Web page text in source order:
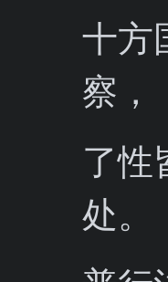
十方
察，
了性
处。